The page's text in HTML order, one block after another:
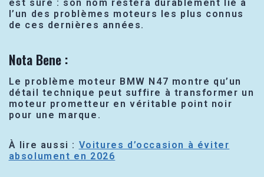
est sûre : son nom restera durablement lié à
l’un des problèmes moteurs les plus connus
de ces dernières années.
Nota Bene :
Le problème moteur BMW N47 montre qu’un
détail technique peut suffire à transformer un
moteur prometteur en véritable point noir
pour une marque.
À lire aussi : Voitures d’occasion à éviter
absolument en 2026